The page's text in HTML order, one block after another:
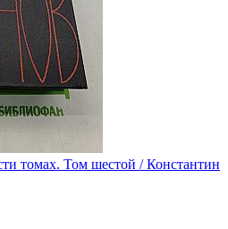
томах. Том шестой / Константин